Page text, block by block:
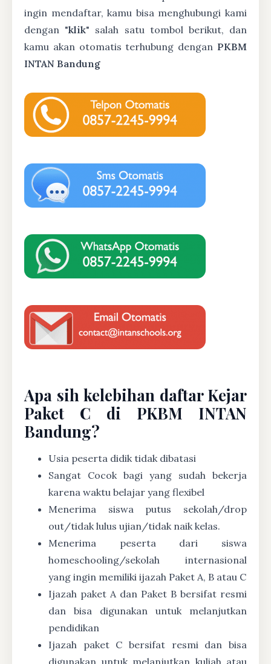
ingin mendaftar, kamu bisa menghubungi kami
dengan "klik" salah satu tombol berikut, dan
kamu akan otomatis terhubung dengan PKBM
INTAN Bandung
Apa sih kelebihan daftar Kejar
Paket C di PKBM INTAN
Bandung?
Usia peserta didik tidak dibatasi
Sangat Cocok bagi yang sudah bekerja
karena waktu belajar yang flexibel
Menerima siswa putus sekolah/drop
out/tidak lulus ujian/tidak naik kelas.
Menerima peserta dari siswa
homeschooling/sekolah internasional
yang ingin memiliki ijazah Paket A, B atau C
Ijazah paket A dan Paket B bersifat resmi
dan bisa digunakan untuk melanjutkan
pendidikan
Ijazah paket C bersifat resmi dan bisa
digunakan untuk melanjutkan kuliah atau